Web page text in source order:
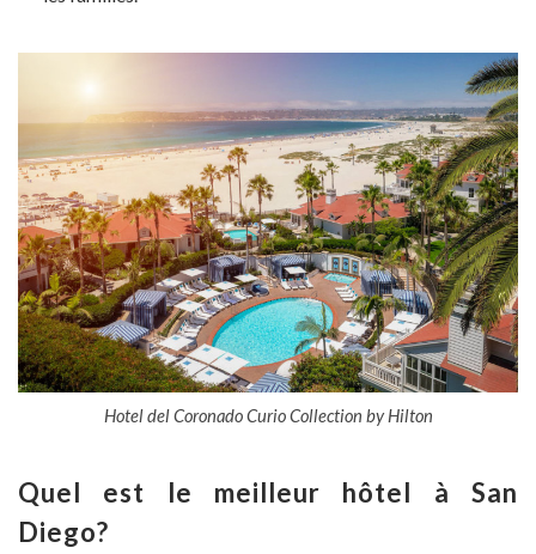
Hotel del Coronado Curio Collection by Hilton
Quel est le meilleur hôtel à San
Diego?